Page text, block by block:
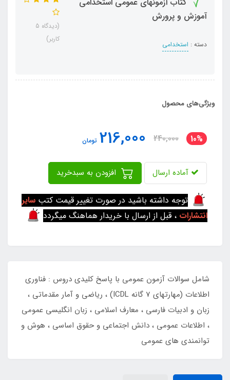
آموزش و پرورش
دسته : استخدامی
(دیدگاه 5
کاربر)
ویژگی‌های محصول
10%
240,000
216,000 تومان
آماده ارسال
توجه داشته باشید در صورت تغییر قیمت کتب سایر
انتشارات ، قبل از ارسال با خریدار هماهنگ میگردد
شامل سوالات آزمون عمومی با پاسخ کلیدی دروس : فناوری
اطلاعات (مهارتهای 7 گانه ICDL) ، ریاضی و آمار مقدماتی ،
زبان و ادبیات فارسی ، معارف اسلامی ، زبان انگلیسی عمومی
، اطلاعات عمومی ، دانش اجتماعی و حقوق اساسی ، هوش و
توانمندی های عمومی